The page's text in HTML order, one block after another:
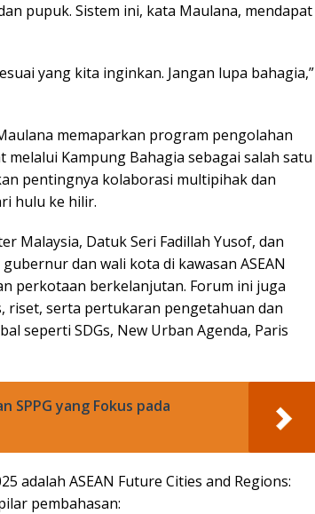
pupuk. Sistem ini, kata Maulana, mendapat
yang kita inginkan. Jangan lupa bahagia,”
memaparkan program pengolahan
Kampung Bahagia sebagai salah satu
pentingnya kolaborasi multipihak dan
hulu ke hilir.
Malaysia, Datuk Seri Fadillah Yusof, dan
dan wali kota di kawasan ASEAN
perkotaan berkelanjutan. Forum ini juga
riset, serta pertukaran pengetahuan dan
seperti SDGs, New Urban Agenda, Paris
SPPG yang Fokus pada
adalah ASEAN Future Cities and Regions:
pembahasan: